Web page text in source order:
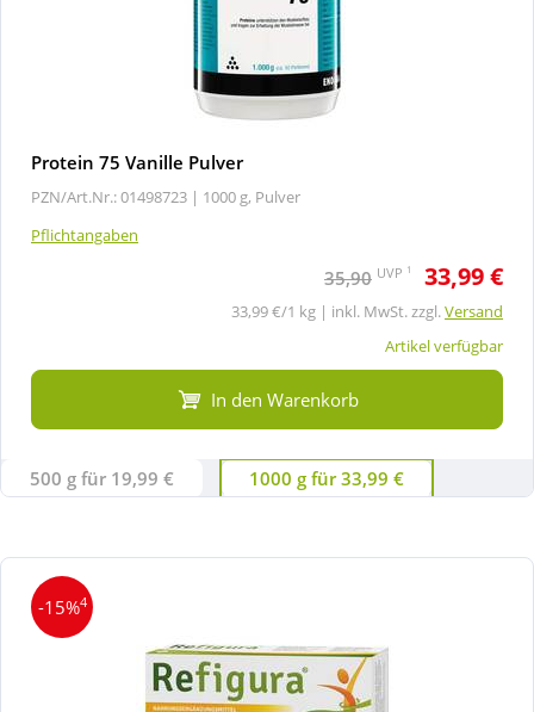
Protein 75 Vanille Pulver
PZN/Art.Nr.: 01498723 | 1000 g, Pulver
Pflichtangaben
35,90 UVP 1 33,99 €
33,99 €/1 kg | inkl. MwSt. zzgl.Versand
Artikel verfügbar
In den Warenkorb
500 g für 19,99 € 1000 g für 33,99 €
-15%4